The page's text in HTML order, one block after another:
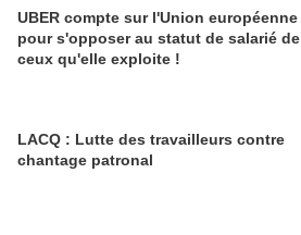
UBER compte sur l'Union européenne
pour s'opposer au statut de salarié de
ceux qu'elle exploite !
LACQ : Lutte des travailleurs contre
chantage patronal